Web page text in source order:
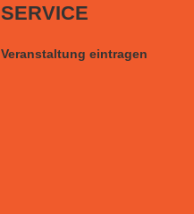
SERVICE
Veranstaltung eintragen